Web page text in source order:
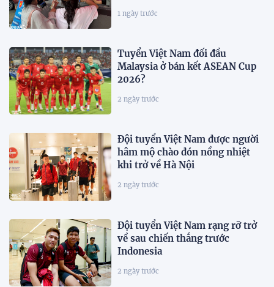
1 ngày trước
Tuyển Việt Nam đối đầu
Malaysia ở bán kết ASEAN Cup
2026?
2 ngày trước
Đội tuyển Việt Nam được người
hâm mộ chào đón nồng nhiệt
khi trở về Hà Nội
2 ngày trước
Đội tuyển Việt Nam rạng rỡ trở
về sau chiến thắng trước
Indonesia
2 ngày trước